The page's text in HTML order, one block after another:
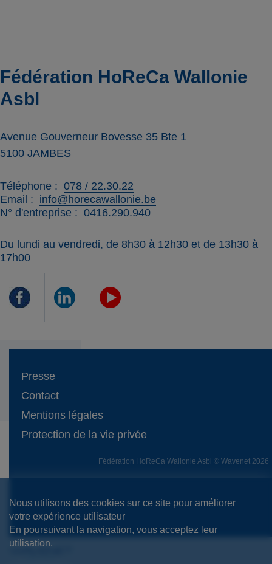
Nous utilisons des cookies sur ce site pour améliorer
votre expérience utilisateur
En poursuivant la navigation, vous acceptez leur
utilisation.
Fédération HoReCa Wallonie
Asbl
Avenue Gouverneur Bovesse 35 Bte 1
5100 JAMBES
Téléphone
078 / 22.30.22
Email
info@horecawallonie.be
N° d'entreprise
0416.290.940
Du lundi au vendredi, de 8h30 à 12h30 et de 13h30 à
17h00
Presse
Contact
Mentions légales
Protection de la vie privée
Fédération HoReCa Wallonie Asbl © Wavenet 2026